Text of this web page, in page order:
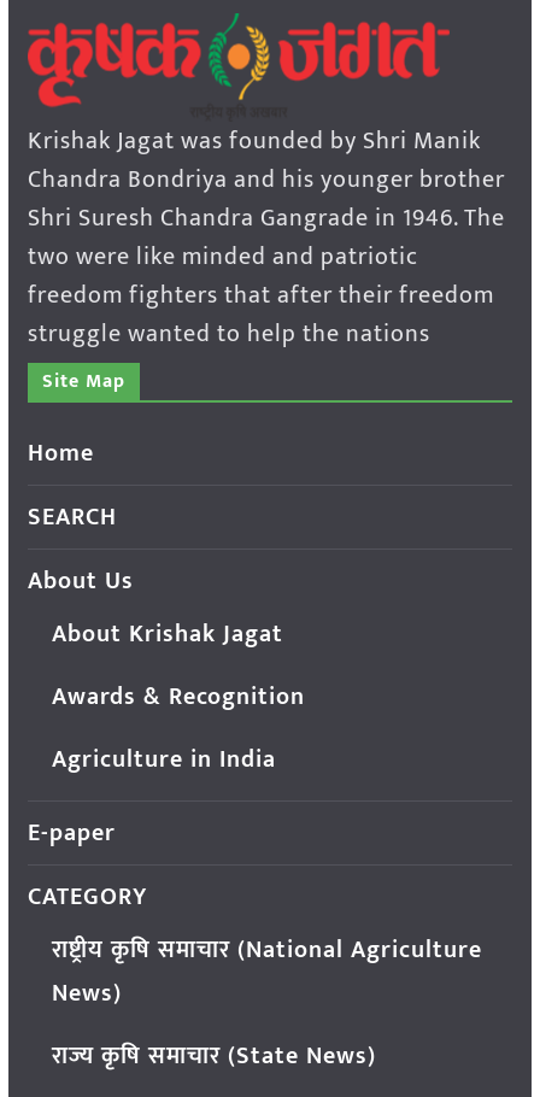
Krishak Jagat was founded by Shri Manik
Chandra Bondriya and his younger brother
Shri Suresh Chandra Gangrade in 1946. The
two were like minded and patriotic
freedom fighters that after their freedom
struggle wanted to help the nations
Site Map
Home
SEARCH
About Us
About Krishak Jagat
Awards & Recognition
Agriculture in India
E-paper
CATEGORY
राष्ट्रीय कृषि समाचार (National Agriculture
News)
राज्य कृषि समाचार (State News)